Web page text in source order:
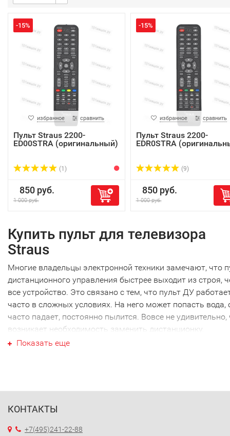
-15%
избранное сравнить
Пульт Straus 2200-
ED00STRA (оригинальный)
(1)
850 руб.
1 000 руб.
-15%
избранное сравнить
Пульт Straus 2200-
EDR0STRA
(9)
850 руб.
1 000 руб.
Купить пульт для телевизора
Straus
Многие владельцы электронной техники замечают, что
дистанционного управления быстрее выходит из строя,
все устройство. Это связано с тем, что пульт ДУ
часто в сложных условиях. На него может попасть вода,
часто падает, постоянно пылится. Вовсе не удивительно,
возникает необходимость заменить дистанционку.
Ваш пульт для телевизора
необходимо точно выяснить модель своей техники. Дело
Показать еще
КОНТАКТЫ
+7(495)241-22-88